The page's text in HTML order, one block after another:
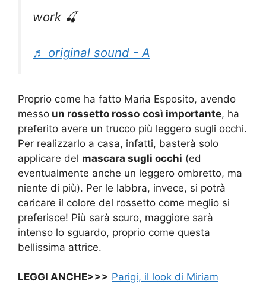
work 🍒
♬ original sound - A
Proprio come ha fatto Maria Esposito, avendo
messo un rossetto rosso così importante, ha
preferito avere un trucco più leggero sugli occhi.
Per realizzarlo a casa, infatti, basterà solo
applicare del mascara sugli occhi (ed
eventualmente anche un leggero ombretto, ma
niente di più). Per le labbra, invece, si potrà
caricare il colore del rossetto come meglio si
preferisce! Più sarà scuro, maggiore sarà
intenso lo sguardo, proprio come questa
bellissima attrice.
LEGGI ANCHE>>> Parigi, il look di Miriam